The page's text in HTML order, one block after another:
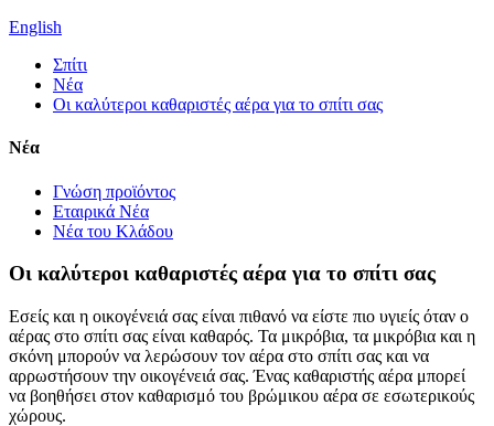
English
Σπίτι
Νέα
Οι καλύτεροι καθαριστές αέρα για το σπίτι σας
Νέα
Γνώση προϊόντος
Εταιρικά Νέα
Νέα του Κλάδου
Οι καλύτεροι καθαριστές αέρα για το σπίτι σας
Εσείς και η οικογένειά σας είναι πιθανό να είστε πιο υγιείς όταν ο
αέρας στο σπίτι σας είναι καθαρός. Τα μικρόβια, τα μικρόβια και η
σκόνη μπορούν να λερώσουν τον αέρα στο σπίτι σας και να
αρρωστήσουν την οικογένειά σας. Ένας καθαριστής αέρα μπορεί
να βοηθήσει στον καθαρισμό του βρώμικου αέρα σε εσωτερικούς
χώρους.